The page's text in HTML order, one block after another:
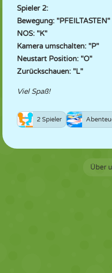
Spieler 2:
Bewegung: "PFEILTASTEN"
NOS: "K"
Kamera umschalten: "P"
Neustart Position: "O"
Zurückschauen: "L"
Viel Spaß!
2 Spieler
Über